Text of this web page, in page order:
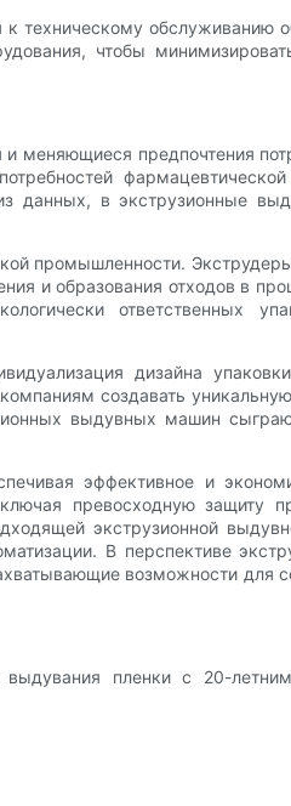
к техническому обслуживанию
чтобы
меняющиеся предпочтения
данных, в экструзионные
промышленности.
и образования отходов в
ответственных
дизайна
создавать
выдувных машин
эффективное и
превосходную защиту
экструзионной
В перспективе
возможности для
выдувания пленки с 20-